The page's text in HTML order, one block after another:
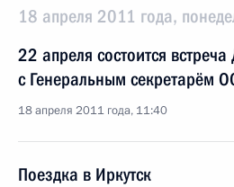
18 апреля 2011 года,
22 апреля состоится
с Генеральным секретарём
18 апреля 2011 года, 11:40
Поездка в Иркутск